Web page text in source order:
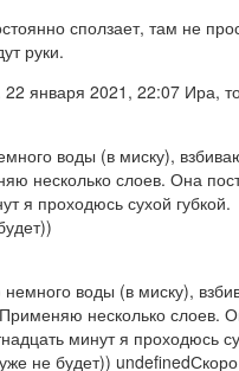
сползает, там не
руки.
января 2021, 22:07 Ира,
воды (в миску),
несколько слоев. Она
я проходюсь сухой губкой.